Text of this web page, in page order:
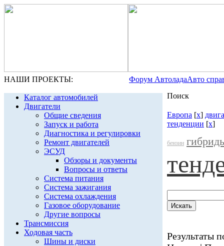
НАШИ ПРОЕКТЫ: Форум АвтоладаАвто
Каталог автомобилей
Двигатели
Общие сведения
Запуск и работа
Диагностика и регулировки
Ремонт двигателей
ЭСУД
Обзоры и документы
Вопросы и ответы
Система питания
Система зажигания
Система охлаждения
Газовое оборудование
Другие вопросы
Трансмиссия
Ходовая часть
Шины и диски
Поиск
Европа [x]
тенденции [x]
бензин
Результаты